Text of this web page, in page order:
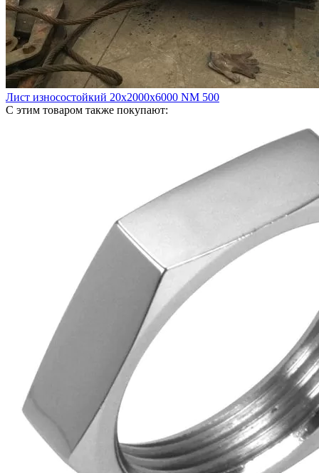
Лист износостойкий 20х2000х6000 NM 500
С этим товаром также покупают: